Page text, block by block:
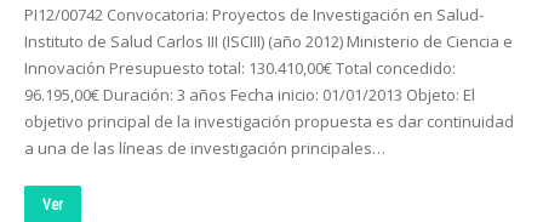
PI12/00742 Convocatoria: Proyectos de Investigación en Salud-
Instituto de Salud Carlos III (ISCIII) (año 2012) Ministerio de Ciencia e
Innovación Presupuesto total: 130.410,00€ Total concedido:
96.195,00€ Duración: 3 años Fecha inicio: 01/01/2013 Objeto: El
objetivo principal de la investigación propuesta es dar continuidad
a una de las líneas de investigación principales…
Ver